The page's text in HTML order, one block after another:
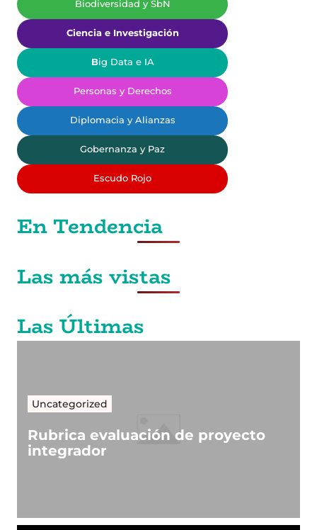
Biodiversidad y SbN
Ciencia e Investigación
Big Data e IA
Personas y Derechos
Diplomacia y Alianzas
Gobernanza y Paz
Escudo Rojo
En Tendencia
Las más vistas
Las Últimas
Uncategorized
Rubrica evaluación de proyecto
integrador